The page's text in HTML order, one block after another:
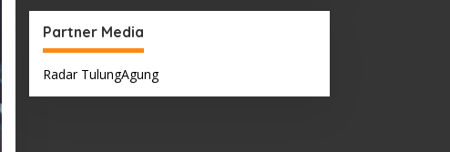
Partner Media
Radar TulungAgung